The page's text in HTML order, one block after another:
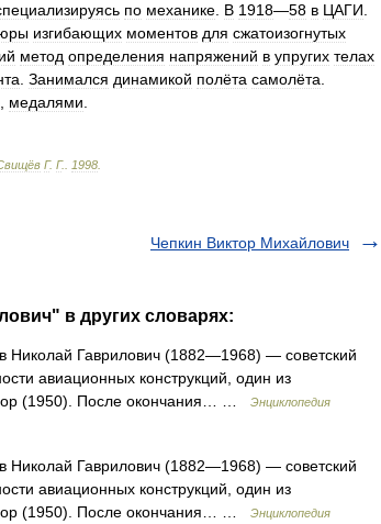
по механике В 1918—58 в ЦАГИ
изгибающих моментов для сжатоизогнутых
метод определения напряжений в упругих телах
Занимался динамикой полёта самолёта
медалями
Г. Г. 1998
Чепкин Виктор Михайлович
в других словарях:
Николай Гаврилович (1882—1968) — советский
авиационных конструкций, один из
(1950). После окончания… …
Энциклопедия
Николай Гаврилович (1882—1968) — советский
авиационных конструкций, один из
(1950). После окончания… …
Энциклопедия